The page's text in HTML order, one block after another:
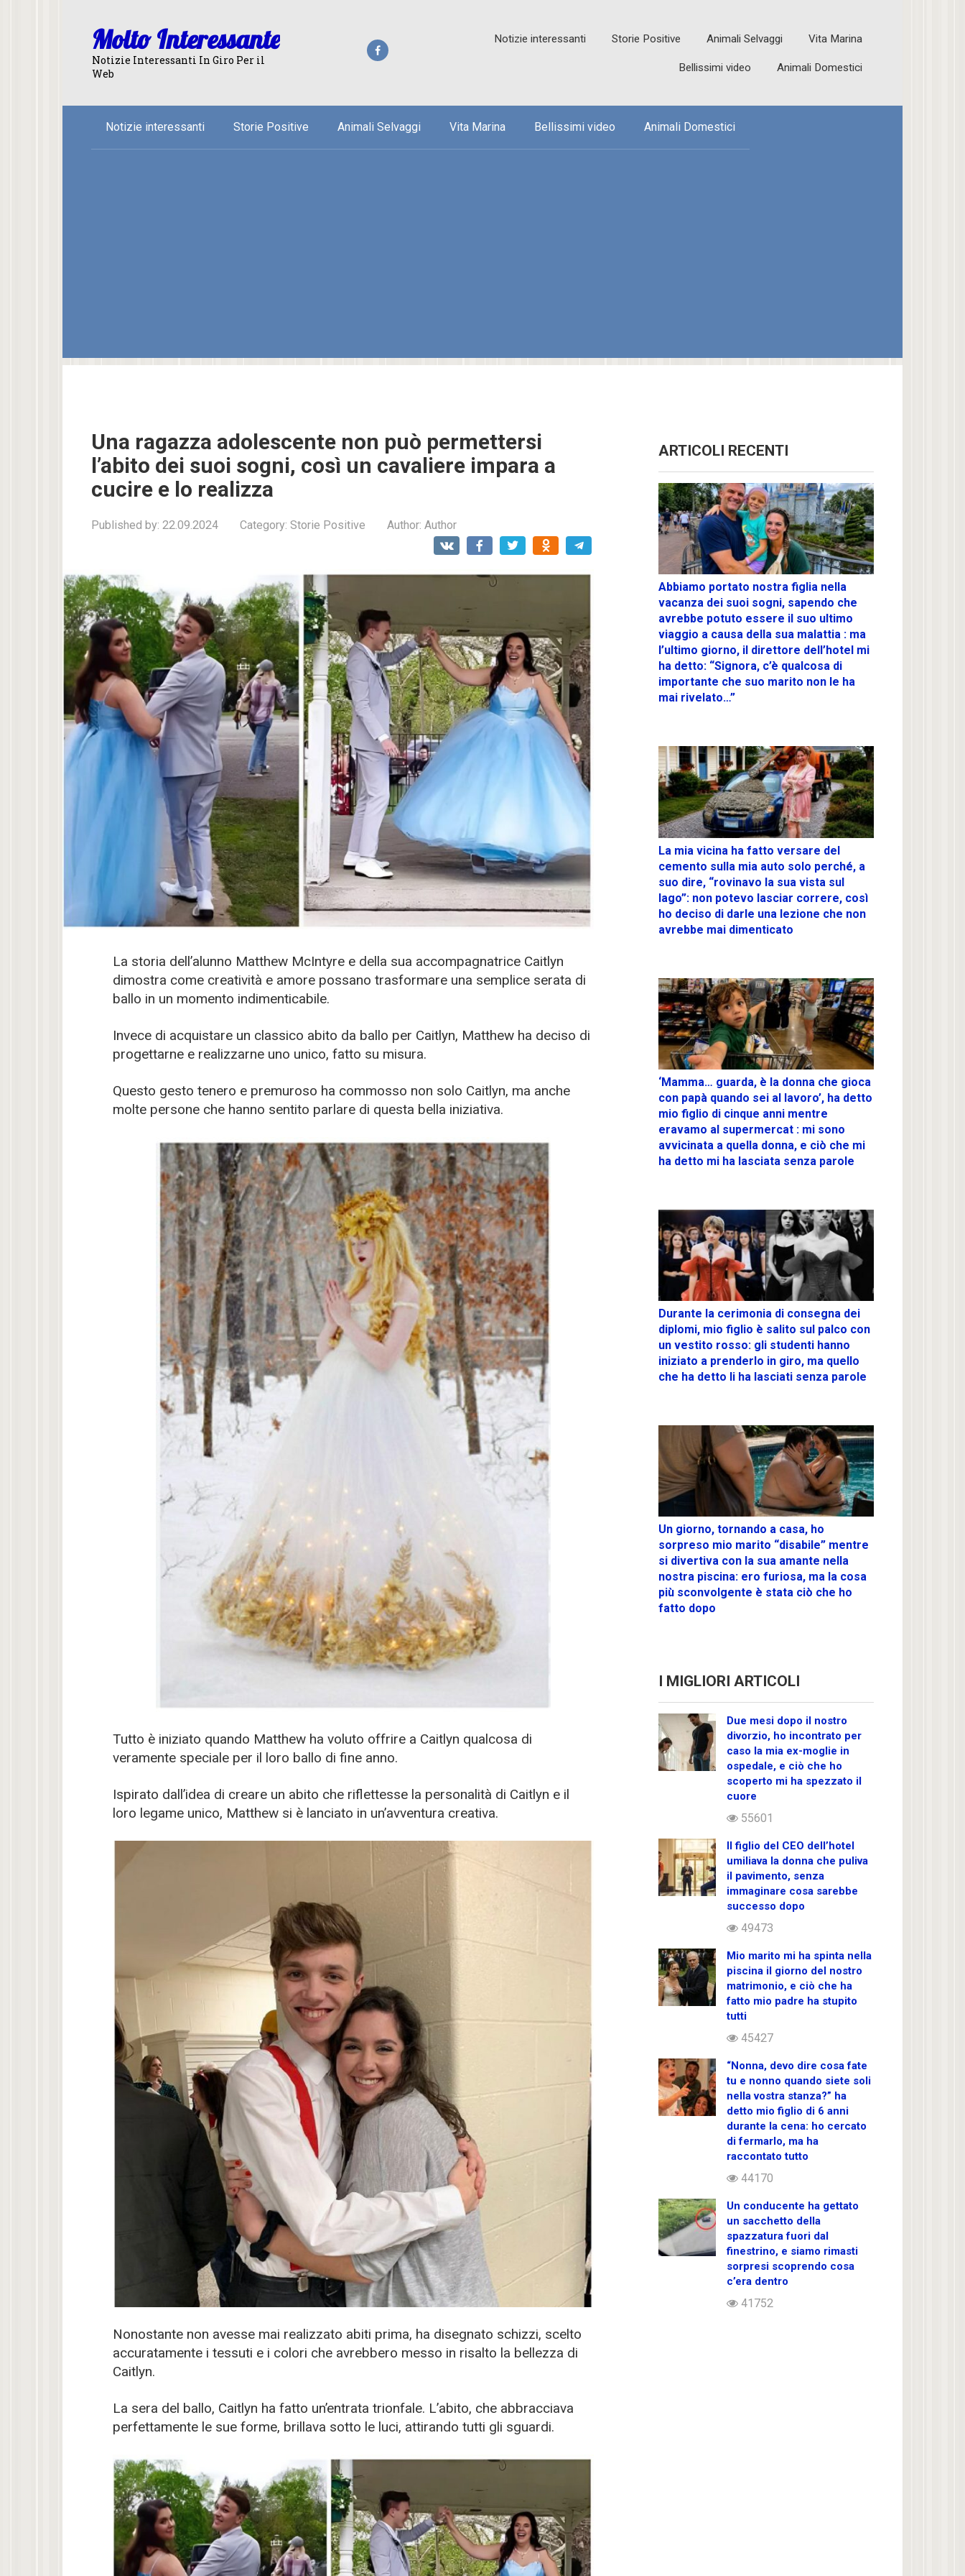
Molto Interessante
Notizie Interessanti In Giro Per il
Web
Notizie interessanti Storie Positive Animali Selvaggi Vita Marina
Bellissimi video Animali Domestici
Notizie interessanti Storie Positive Animali Selvaggi Vita Marina Bellissimi video Animali Domestici
Una ragazza adolescente non può permettersi
l’abito dei suoi sogni, così un cavaliere impara a
cucire e lo realizza
Published by: 22.09.2024 Category: Storie Positive Author: Author
La storia dell’alunno Matthew McIntyre e della sua accompagnatrice Caitlyn
dimostra come creatività e amore possano trasformare una semplice serata di
ballo in un momento indimenticabile.
Invece di acquistare un classico abito da ballo per Caitlyn, Matthew ha deciso di
progettarne e realizzarne uno unico, fatto su misura.
Questo gesto tenero e premuroso ha commosso non solo Caitlyn, ma anche
molte persone che hanno sentito parlare di questa bella iniziativa.
Tutto è iniziato quando Matthew ha voluto offrire a Caitlyn qualcosa di
veramente speciale per il loro ballo di fine anno.
Ispirato dall’idea di creare un abito che riflettesse la personalità di Caitlyn e il
loro legame unico, Matthew si è lanciato in un’avventura creativa.
Nonostante non avesse mai realizzato abiti prima, ha disegnato schizzi, scelto
accuratamente i tessuti e i colori che avrebbero messo in risalto la bellezza di
Caitlyn.
La sera del ballo, Caitlyn ha fatto un’entrata trionfale. L’abito, che abbracciava
perfettamente le sue forme, brillava sotto le luci, attirando tutti gli sguardi.
ARTICOLI RECENTI
Abbiamo portato nostra figlia nella
vacanza dei suoi sogni, sapendo che
avrebbe potuto essere il suo ultimo
viaggio a causa della sua malattia : ma
l’ultimo giorno, il direttore dell’hotel mi
ha detto: “Signora, c’è qualcosa di
importante che suo marito non le ha
mai rivelato…”
La mia vicina ha fatto versare del
cemento sulla mia auto solo perché, a
suo dire, “rovinavo la sua vista sul
lago”: non potevo lasciar correre, così
ho deciso di darle una lezione che non
avrebbe mai dimenticato
‘Mamma… guarda, è la donna che gioca
con papà quando sei al lavoro’, ha detto
mio figlio di cinque anni mentre
eravamo al supermercat : mi sono
avvicinata a quella donna, e ciò che mi
ha detto mi ha lasciata senza parole
Durante la cerimonia di consegna dei
diplomi, mio figlio è salito sul palco con
un vestito rosso: gli studenti hanno
iniziato a prenderlo in giro, ma quello
che ha detto li ha lasciati senza parole
Un giorno, tornando a casa, ho
sorpreso mio marito “disabile” mentre
si divertiva con la sua amante nella
nostra piscina: ero furiosa, ma la cosa
più sconvolgente è stata ciò che ho
fatto dopo
I MIGLIORI ARTICOLI
Due mesi dopo il nostro
divorzio, ho incontrato per
caso la mia ex-moglie in
ospedale, e ciò che ho
scoperto mi ha spezzato il
cuore
55601
Il figlio del CEO dell’hotel
umiliava la donna che puliva
il pavimento, senza
immaginare cosa sarebbe
successo dopo
49473
Mio marito mi ha spinta nella
piscina il giorno del nostro
matrimonio, e ciò che ha
fatto mio padre ha stupito
tutti
45427
“Nonna, devo dire cosa fate
tu e nonno quando siete soli
nella vostra stanza?” ha
detto mio figlio di 6 anni
durante la cena: ho cercato
di fermarlo, ma ha
raccontato tutto
44170
Un conducente ha gettato
un sacchetto della
spazzatura fuori dal
finestrino, e siamo rimasti
sorpresi scoprendo cosa
c’era dentro
41752